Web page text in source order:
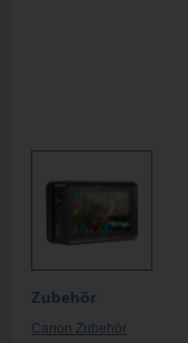
Zubehör
Canon Zubehör